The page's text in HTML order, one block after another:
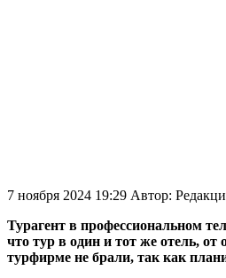
7 ноября 2024 19:29 Автор:
Турагент в профессиональном
что тур в один и тот же отель,
турфирме не брали, так как